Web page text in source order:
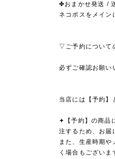
✤おまかせ発送 /
ネコポスをメイン
▽ご予約について
必ずご確認お願い
当店には【予約】
✦【予約】の商品
注するため、お届
また、生産時期
く場合もございま